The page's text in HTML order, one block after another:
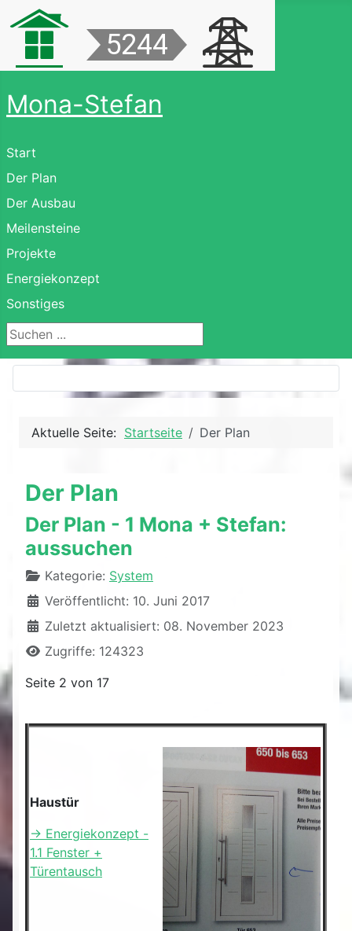
Mona-Stefan
Start
Der Plan
Der Ausbau
Meilensteine
Projekte
Energiekonzept
Sonstiges
Suchen ...
Aktuelle Seite: Startseite Der Plan
Der Plan
Der Plan - 1 Mona + Stefan:
aussuchen
DetailsKategorie: System
Veröffentlicht: 10. Juni 2017
Zuletzt aktualisiert: 08. November 2023
Zugriffe: 124323
Seite 2 von 17
Haustür
-> Energiekonzept -
1.1 Fenster +
Türentausch